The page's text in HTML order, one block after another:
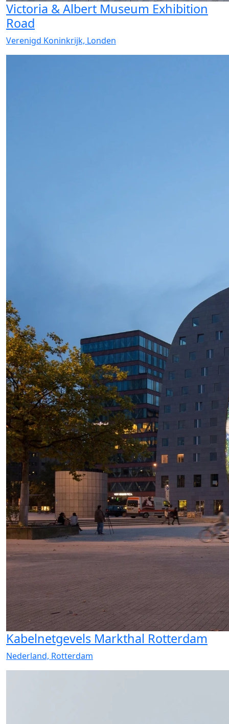
Victoria & Albert Museum Exhibition
Road
Verenigd Koninkrijk, Londen
Kabelnetgevels Markthal Rotterdam
Nederland, Rotterdam